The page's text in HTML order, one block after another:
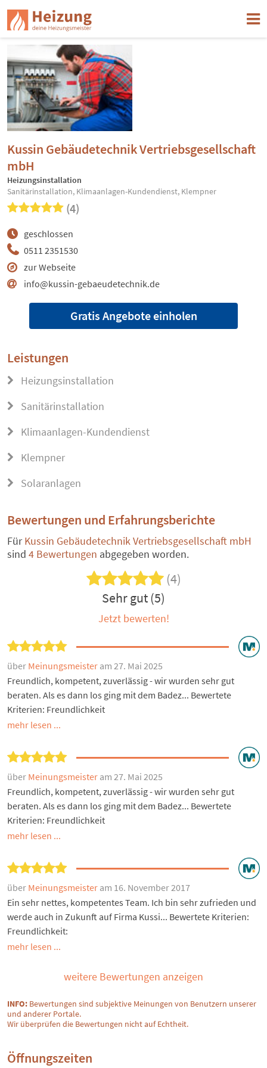
Kussin Gebäudetechnik Vertriebsgesellschaft
mbH
Heizungsinstallation
Sanitärinstallation, Klimaanlagen-Kundendienst, Klempner
(4)
0511 2351530
zur Webseite
info@kussin-gebaeudetechnik.de
geschlossen
Gratis Angebote einholen
Leistungen
Heizungsinstallation
Sanitärinstallation
Klimaanlagen-Kundendienst
Klempner
Solaranlagen
Bewertungen und Erfahrungsberichte
FürKussin Gebäudetechnik Vertriebsgesellschaft mbH
sind 4 Bewertungen abgegeben worden.
(4)
Sehr gut (5)
Jetzt bewerten!
über Meinungsmeister am 27. Mai 2025
Freundlich, kompetent, zuverlässig - wir wurden sehr gut
beraten. Als es dann los ging mit dem Badez... Bewertete
Kriterien: Freundlichkeit
mehr lesen ...
über Meinungsmeister am 27. Mai 2025
Freundlich, kompetent, zuverlässig - wir wurden sehr gut
beraten. Als es dann los ging mit dem Badez... Bewertete
Kriterien: Freundlichkeit
mehr lesen ...
über Meinungsmeister am 16. November 2017
Ein sehr nettes, kompetentes Team. Ich bin sehr zufrieden und
werde auch in Zukunft auf Firma Kussi... Bewertete Kriterien:
Freundlichkeit:
mehr lesen ...
weitere Bewertungen anzeigen
INFO: Bewertungen sind subjektive Meinungen von Benutzern unserer
und anderer Portale.
Wir überprüfen die Bewertungen nicht auf Echtheit.
Öffnungszeiten